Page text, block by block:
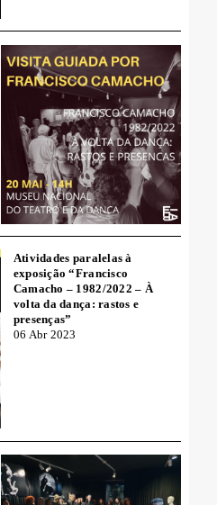
Atividades paralelas à
exposição “Francisco
Camacho – 1982/2022 – À
volta da dança: rastos e
presenças”
06 Abr 2023